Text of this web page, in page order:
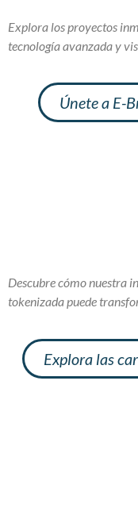
Explora los proyectos
tecnología avanzada y
Únete a E-
Descubre cómo nuestra
tokenizada puede
Explora las